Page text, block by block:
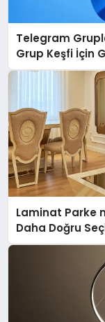
Telegram
Grup Keşfi İçin
Laminat Parke
Daha Doğru